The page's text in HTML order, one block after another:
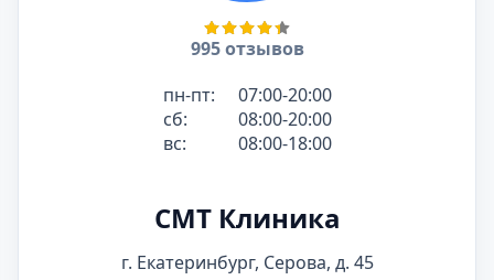
995 отзывов
пн-пт:
07:00-20:00
сб:
08:00-20:00
вс:
08:00-18:00
СМТ Клиника
г. Екатеринбург, Серова, д. 45